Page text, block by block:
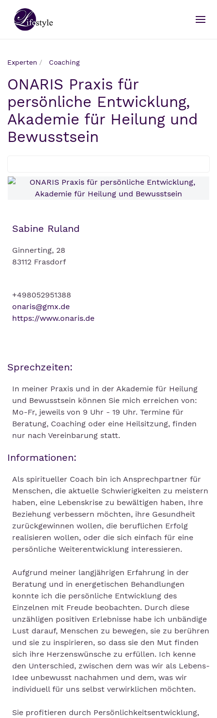
Experten Coaching
ONARIS Praxis für
persönliche Entwicklung,
Akademie für Heilung und
Bewusstsein
Sabine Ruland
Ginnerting, 28
83112 Frasdorf
+498052951388
onaris@gmx.de
https://www.onaris.de
Sprechzeiten:
In meiner Praxis und in der Akademie für Heilung
und Bewusstsein können Sie mich erreichen von:
Mo-Fr, jeweils von 9 Uhr - 19 Uhr. Termine für
Beratung, Coaching oder eine Heilsitzung, finden
nur nach Vereinbarung statt.
Informationen:
Als spiritueller Coach bin ich Ansprechpartner für
Menschen, die aktuelle Schwierigkeiten zu meistern
haben, eine Lebenskrise zu bewältigen haben, Ihre
Beziehung verbessern möchten, ihre Gesundheit
zurückgewinnen wollen, die beruflichen Erfolg
realisieren wollen, oder die sich einfach für eine
persönliche Weiterentwicklung interessieren.
Aufgrund meiner langjährigen Erfahrung in der
Beratung und in energetischen Behandlungen
konnte ich die persönliche Entwicklung des
Einzelnen mit Freude beobachten. Durch diese
unzähligen positiven Erlebnisse habe ich unbändige
Lust darauf, Menschen zu bewegen, sie zu berühren
und sie zu inspirieren, so dass sie den Mut finden
sich ihre Herzenswünsche zu erfüllen. Ich kenne
den Unterschied, zwischen dem was wir als Lebens-
Idee unbewusst nachahmen und dem, was wir
individuell für uns selbst verwirklichen möchten.
Sie profitieren durch Persönlichkeitsentwicklung,